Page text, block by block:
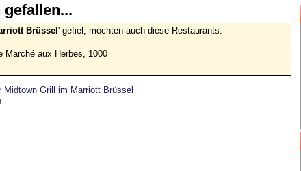
gefallen...
Brüssel' gefiel, mochten auch diese Restaurants:
Marché aux Herbes, 1000
Grill im Marriott Brüssel